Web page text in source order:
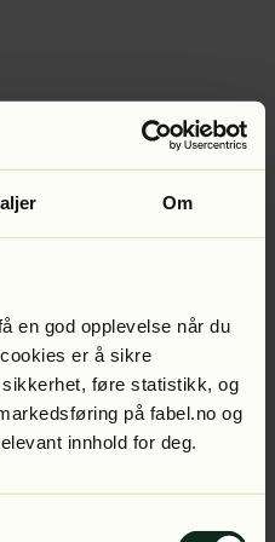
Om
en god opplevelse når du
er å sikre
føre statistikk, og
på fabel.no og
innhold for deg.